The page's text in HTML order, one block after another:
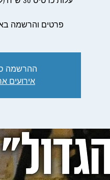
פרטים והרשמה
ההרשמה
אירועים